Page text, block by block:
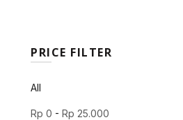
PRICE FILTER
All
Rp 0 -Rp 25.000